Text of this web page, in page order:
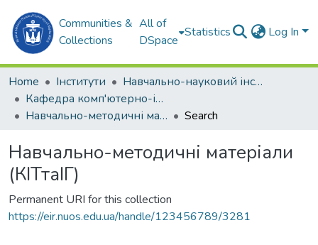
Communities &
Collections
All of
DSpace
Statistics Log In
Home Інститути
Навчально-науковий інститут комп'ютерних наук та управління проектами (ННІКНУП)
Кафедра комп'ютерно-інтегрованих технологій та інженерної графіки (КІТтаІГ)
Навчально-методичні матеріали (КІТтаІГ)
Search
Навчально-методичні матеріали
(КІТтаІГ)
Permanent URI for this collection
https://eir.nuos.edu.ua/handle/123456789/3281